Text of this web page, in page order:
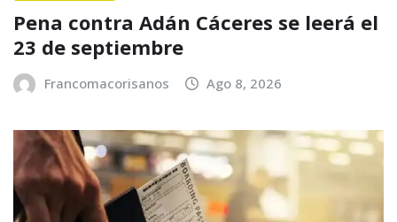
Pena contra Adán Cáceres se leerá el
23 de septiembre
Francomacorisanos Ago 8, 2026